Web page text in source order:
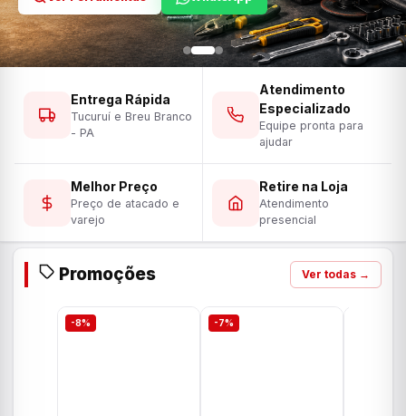
Entrega Rápida
Tucuruí e Breu Branco
- PA
Atendimento
Especializado
Equipe pronta para
ajudar
Melhor Preço
Preço de atacado e
varejo
Retire na Loja
Atendimento
presencial
Promoções Ver todas →
-8% -7%